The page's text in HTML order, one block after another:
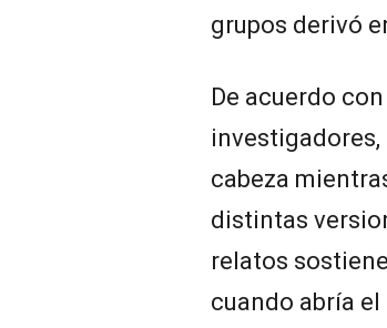
grupos derivó
De acuerdo
cabeza
distintas
relatos
cuando abría